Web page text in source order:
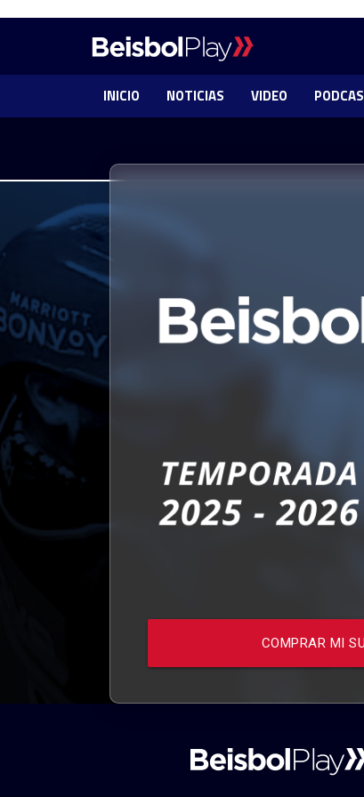
INICIO NOTICIAS VIDEO
COMPRAR MI